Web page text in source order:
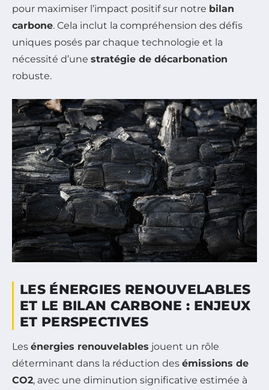
pour maximiser l’impact positif sur notre bilan
carbone. Cela inclut la compréhension des défis
uniques posés par chaque technologie et la
nécessité d’une stratégie de décarbonation
robuste.
LES ÉNERGIES RENOUVELABLES
ET LE BILAN CARBONE : ENJEUX
ET PERSPECTIVES
Les énergies renouvelables jouent un rôle
déterminant dans la réduction des émissions de
CO2, avec une diminution significative estimée à